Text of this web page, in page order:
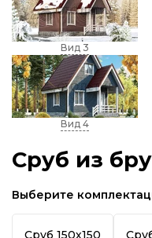
Вид 3
Вид 4
Сруб из
Выберите
Сруб 150х150